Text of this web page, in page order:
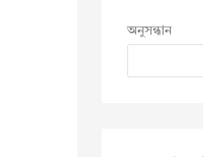
অনুসন্ধান